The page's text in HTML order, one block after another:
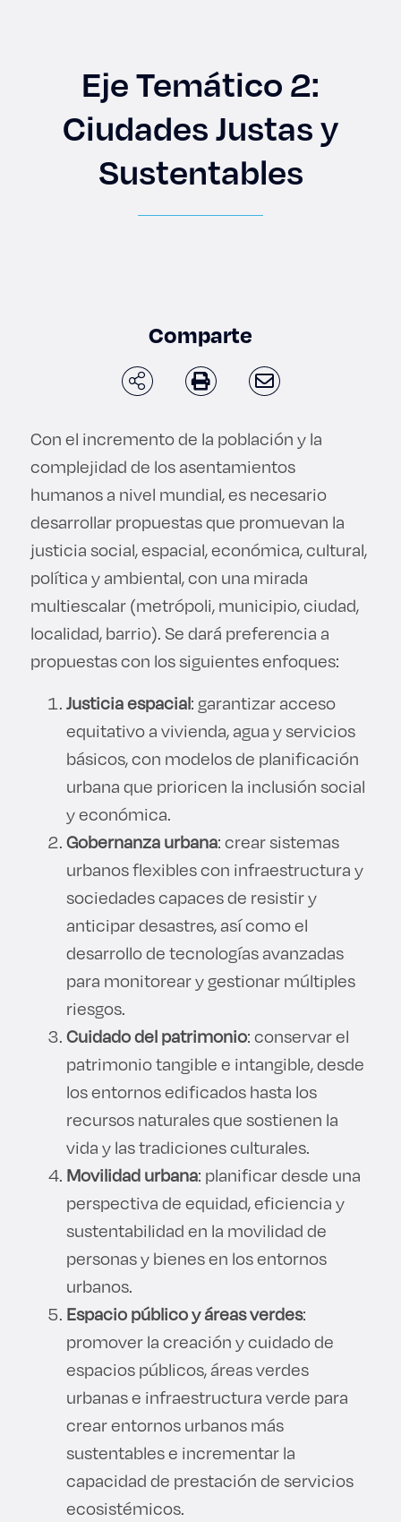
Prepa ITESO
Becas
Sustentabilidad
Eje Temático 2:
Ciudades Justas y
Sustentables
Comparte
Con el incremento de la población y la
complejidad de los asentamientos
humanos a nivel mundial, es necesario
desarrollar propuestas que promuevan la
justicia social, espacial, económica, cultural,
política y ambiental, con una mirada
multiescalar (metrópoli, municipio, ciudad,
localidad, barrio). Se dará preferencia a
propuestas con los siguientes enfoques:
Justicia espacial: garantizar acceso
equitativo a vivienda, agua y servicios
básicos, con modelos de planificación
urbana que prioricen la inclusión social
y económica.
Gobernanza urbana: crear sistemas
urbanos flexibles con infraestructura y
sociedades capaces de resistir y
anticipar desastres, así como el
desarrollo de tecnologías avanzadas
para monitorear y gestionar múltiples
riesgos.
Cuidado del patrimonio: conservar el
patrimonio tangible e intangible, desde
los entornos edificados hasta los
recursos naturales que sostienen la
vida y las tradiciones culturales.
Movilidad urbana: planificar desde una
perspectiva de equidad, eficiencia y
sustentabilidad en la movilidad de
personas y bienes en los entornos
urbanos.
Espacio público y áreas verdes:
promover la creación y cuidado de
espacios públicos, áreas verdes
urbanas e infraestructura verde para
crear entornos urbanos más
sustentables e incrementar la
capacidad de prestación de servicios
ecosistémicos.